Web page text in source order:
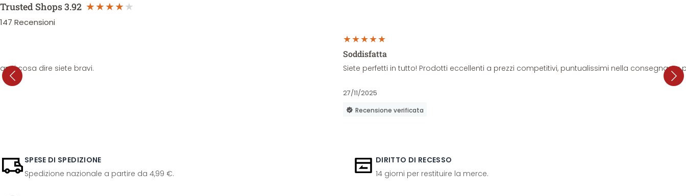
Trusted Shops3.92
147 Recensioni
cosa dire siete bravi.
Soddisfatta
Siete perfetti in tutto! Prodotti eccellenti a prezzi competitivi, puntualissimi nella consegna. La
27/11/2025
Recensione verificata
SPESE DI SPEDIZIONE
Spedizione nazionale a partire da 4,99 €.
DIRITTO DI RECESSO
14 giorni per restituire la merce.